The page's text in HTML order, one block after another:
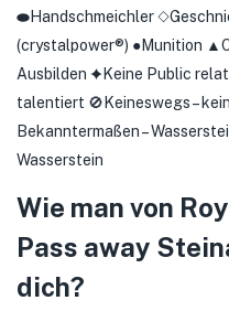
⬬Handschmeichler
(crystalpower®) ●Munition
Ausbilden ✦Keine Public
talentiert 🚫Keineswegs –
Bekanntermaßen –
Wasserstein
Wie man von
Pass away
dich?